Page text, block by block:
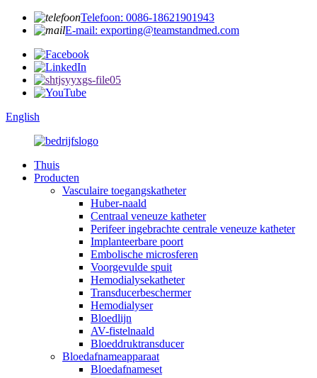
Telefoon: 0086-18621901943
E-mail: exporting@teamstandmed.com
English
Thuis
Producten
Vasculaire toegangskatheter
Huber-naald
Centraal veneuze katheter
Perifeer ingebrachte centrale veneuze katheter
Implanteerbare poort
Embolische microsferen
Voorgevulde spuit
Hemodialysekatheter
Transducerbeschermer
Hemodialyser
Bloedlijn
AV-fistelnaald
Bloeddruktransducer
Bloedafnameapparaat
Bloedafnameset